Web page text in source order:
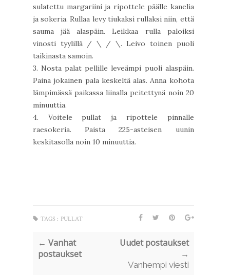
sulatettu margariini ja ripottele päälle kanelia
ja sokeria. Rullaa levy tiukaksi rullaksi niin, että
sauma jää alaspäin. Leikkaa rulla paloiksi
vinosti tyylillä / \ / \. Leivo toinen puoli
taikinasta samoin.
3. Nosta palat pellille leveämpi puoli alaspäin.
Paina jokainen pala keskeltä alas. Anna kohota
lämpimässä paikassa liinalla peitettynä noin 20
minuuttia.
4. Voitele pullat ja ripottele pinnalle
raesokeria. Paista 225-asteisen uunin
keskitasolla noin 10 minuuttia.
TAGS : PULLAT
← Vanhat
postaukset
Uudet postaukset
→
Vanhempi viesti